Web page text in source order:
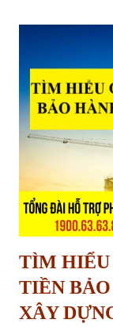
mới nhất tại Luật
hoạch treo là hiện
hoạch sử dụng đất,
không được triển
“chờ đợi”, không
TÌM
TIỀN
XÂY